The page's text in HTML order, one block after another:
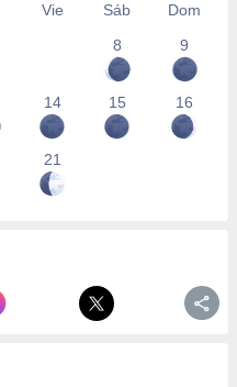
Vie Sáb
Dom
8
9
14 15 16
21